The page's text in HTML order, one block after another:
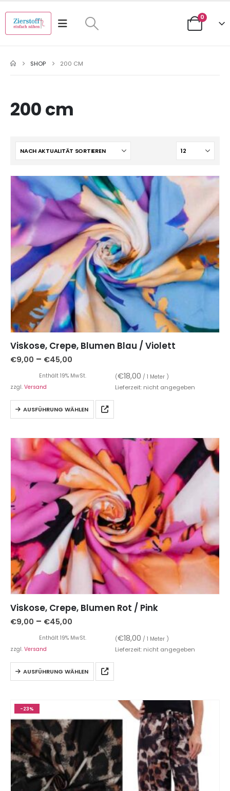
0
SHOP 200 CM
200 cm
Viskose, Crepe, Blumen Blau / Violett
€9,00 – €45,00
Enthält 19% MwSt. (€18,00 / 1 Meter )
zzgl. Versand Lieferzeit: nicht angegeben
AUSFÜHRUNG WÄHLEN
Viskose, Crepe, Blumen Rot / Pink
€9,00 – €45,00
Enthält 19% MwSt. (€18,00 / 1 Meter )
zzgl. Versand Lieferzeit: nicht angegeben
AUSFÜHRUNG WÄHLEN
-23%